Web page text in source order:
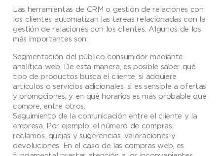
Las herramientas de CRM o gestión de relaciones con
los clientes automatizan las tareas relacionadas con la
gestión de relaciones con los clientes. Algunos de los
más importantes son:
Segmentación del público consumidor mediante
analítica web. De esta manera, es posible saber qué
tipo de productos busca el cliente, si adquiere
artículos o servicios adicionales, si es sensible a ofertas
y promociones, y en qué horarios es más probable que
compre, entre otros.
Seguimiento de la comunicación entre el cliente y la
empresa. Por ejemplo, el número de compras,
reclamos, quejas y sugerencias, valoraciones y
devoluciones. En el caso de las compras web, es